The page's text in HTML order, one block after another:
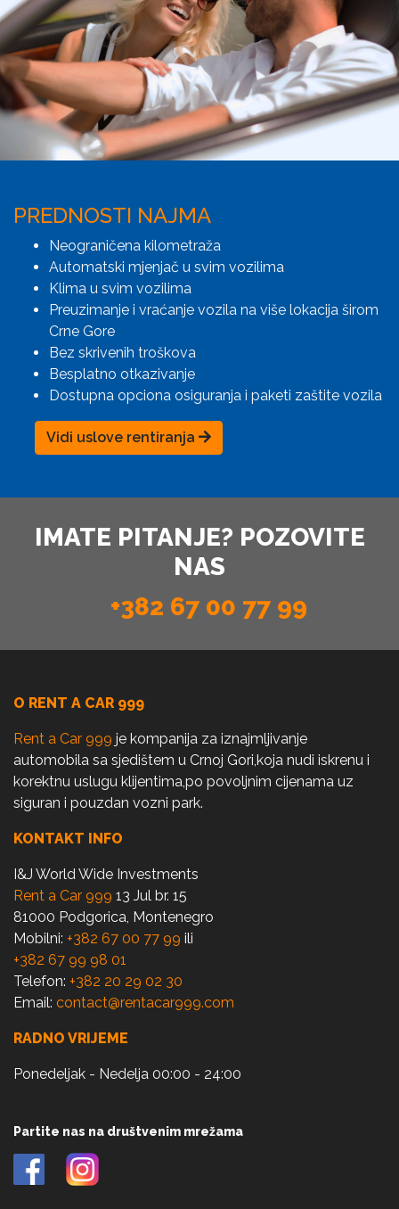
PREDNOSTI NAJMA
Neograničena kilometraža
Automatski mjenjač u svim vozilima
Klima u svim vozilima
Preuzimanje i vraćanje vozila na više lokacija širom
Crne Gore
Bez skrivenih troškova
Besplatno otkazivanje
Dostupna opciona osiguranja i paketi zaštite vozila
Vidi uslove rentiranja
IMATE PITANJE? POZOVITE
NAS
+382 67 00 77 99
O RENT A CAR 999
Rent a Car 999 je kompanija za iznajmljivanje
automobila sa sjedištem u Crnoj Gori,koja nudi iskrenu i
korektnu uslugu klijentima,po povoljnim cijenama uz
siguran i pouzdan vozni park.
KONTAKT INFO
I&J World Wide Investments
Rent a Car 999 13 Jul br. 15
81000 Podgorica, Montenegro
Mobilni: +382 67 00 77 99 ili
+382 67 99 98 01
Telefon: +382 20 29 02 30
Email: contact@rentacar999.com
RADNO VRIJEME
Ponedeljak - Nedelja 00:00 - 24:00
Partite nas na društvenim mrežama